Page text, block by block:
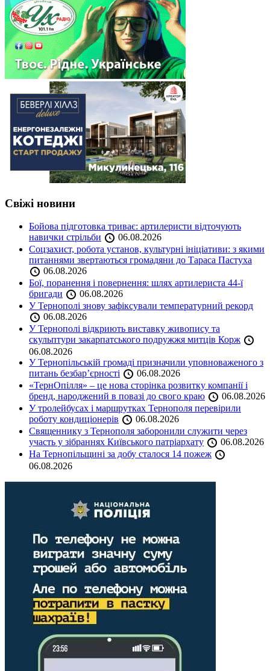
Свіжі новини
Бойова підготовка триває: артилеристи відточують
навички стрільби
06.08.2026
Соцзахист, робота установ, культурні ініціативи: з якими
питаннями звертаються громадяни до Тараса Пастуха
06.08.2026
Бої, поранення і повернення: шлях артилериста 44-ї
бригади
06.08.2026
У Тернополі знову зафіксували температурний рекорд
06.08.2026
У Тернополі відкриють виставку живопису та
скульптури закарпатського подружжя митців Корж
06.08.2026
У Тернопільській громаді призначили уповноваженого з
питань безбар’єрності
06.08.2026
«ТернОпілля» – це нова сторінка розвитку компанії і
бренд, народжений в повазі до свого краю
06.08.2026
У тролейбусах і маршрутках Тернополя перевірили
роботу кондиціонерів
06.08.2026
Священнику з Тернополя заборонили служити через
участь у зібраннях Київського патріархату
06.08.2026
На Тернопільщині за добу сталося 14 пожеж
06.08.2026